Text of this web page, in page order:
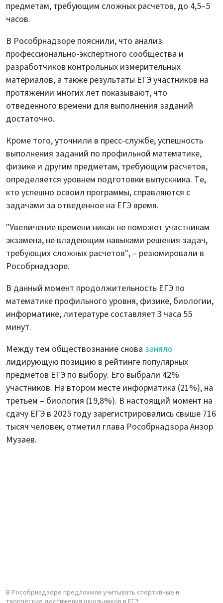
предметам, требующим сложных расчетов, до 4,5–5
часов.
В Рособрнадзоре пояснили, что анализ
профессионально-экспертного сообщества и
разработчиков контрольных измерительных
материалов, а также результаты ЕГЭ участников на
протяжении многих лет показывают, что
отведенного времени для выполнения заданий
достаточно.
Кроме того, уточнили в пресс-службе, успешность
выполнения заданий по профильной математике,
физике и другим предметам, требующим расчетов,
определяется уровнем подготовки выпускника. Те,
кто успешно освоил программы, справляются с
задачами за отведенное на ЕГЭ время.
"Увеличение времени никак не поможет участникам
экзамена, не владеющим навыками решения задач,
требующих сложных расчетов", – резюмировали в
Рособрнадзоре.
В данный момент продолжительность ЕГЭ по
математике профильного уровня, физике, биологии,
информатике, литературе составляет 3 часа 55
минут.
Между тем обществознание снова заняло
лидирующую позицию в рейтинге популярных
предметов ЕГЭ по выбору. Его выбрали 42%
участников. На втором месте информатика (21%), на
третьем – биология (19,8%). В настоящий момент на
сдачу ЕГЭ в 2025 году зарегистрировались свыше 716
тысяч человек, отметил глава Рособрнадзора Анзор
Музаев.
В Рособрнадзоре предложили учитывать спортивные и